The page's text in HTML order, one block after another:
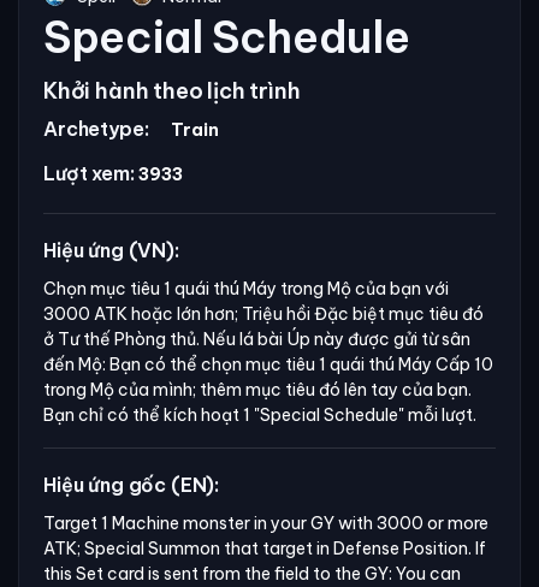
Special Schedule
Khởi hành theo lịch trình
Archetype: Train
Lượt xem: 3933
Hiệu ứng (VN):
Chọn mục tiêu 1 quái thú Máy trong Mộ của bạn với
3000 ATK hoặc lớn hơn; Triệu hồi Đặc biệt mục tiêu đó
ở Tư thế Phòng thủ. Nếu lá bài Úp này được gửi từ sân
đến Mộ: Bạn có thể chọn mục tiêu 1 quái thú Máy Cấp 10
trong Mộ của mình; thêm mục tiêu đó lên tay của bạn.
Bạn chỉ có thể kích hoạt 1 "Special Schedule"mỗi lượt.
Hiệu ứng gốc (EN):
Target 1 Machine monster in your GY with 3000 or more
ATK; Special Summon that target in Defense Position. If
this Set card is sent from the field to the GY: You can